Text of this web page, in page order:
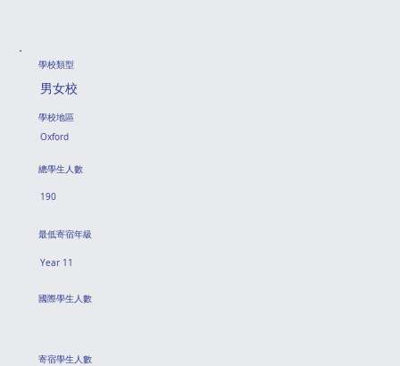
學校類型
男女校
學校地區
Oxford
總學生人數
190
最低寄宿年級
Year 11
國際學生人數
寄宿學生人數